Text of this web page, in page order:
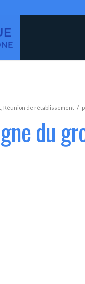
Réunion de rétablissement /
du